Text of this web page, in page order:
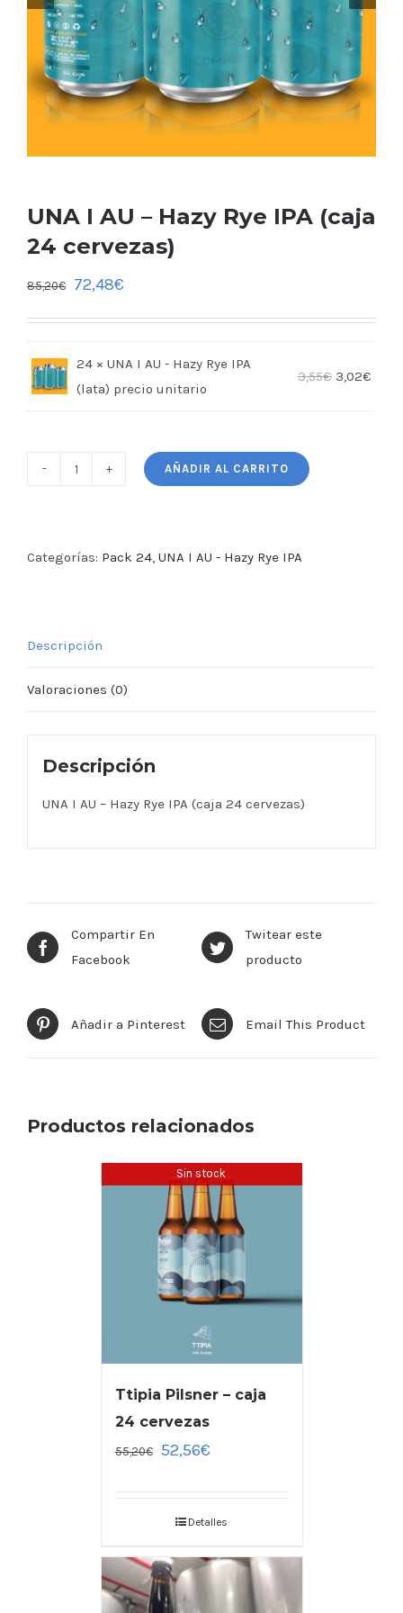
UNA I AU – Hazy Rye IPA (caja
24 cervezas)
85,20€ 72,48€
24 × UNA I AU - Hazy Rye IPA
(lata)
3,55€ 3,02€
-
24
AÑADIR AL CARRITO
Categorías: Pack 24, UNA I AU - Hazy Rye IPA
Descripción
Valoraciones (0)
Descripción
UNA I AU – Hazy Rye IPA (caja 24 cervezas)
Compartir En
Facebook
Twitear este
producto
Añadir a Pinterest Email This Product
Productos relacionados
Sin stock
Ttipia Pilsner – caja
24 cervezas
55,20€ 52,56€
Detalles